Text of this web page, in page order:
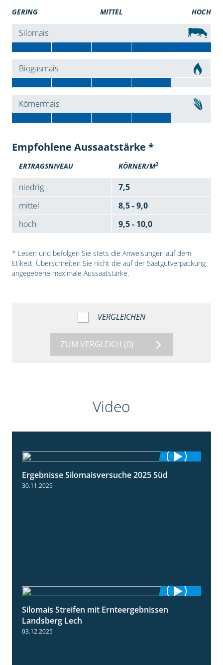
GERING MITTEL HOCH
Silomais
Biogasmais
Körnermais
Empfohlene Aussaatstärke *
ERTRAGSNIVEAU KÖRNER/M2
niedrig
7,5
mittel
8,5 - 9,0
hoch
9,5 - 10,0
* Lesen und befolgen Sie stets die Anweisungen auf dem
Etikett. Überschreiten Sie nicht die auf der Saatgutverpackung
angegebene maximale Aussaatstärke.
VERGLEICHEN
ZUM VERGLEICH (0)
Video
Ergebnisse Silomaisversuche 2025 Süd
30.11.2025
11:01
Silomais Streifen mit Ernteergebnissen
Landsberg Lech
03.12.2025